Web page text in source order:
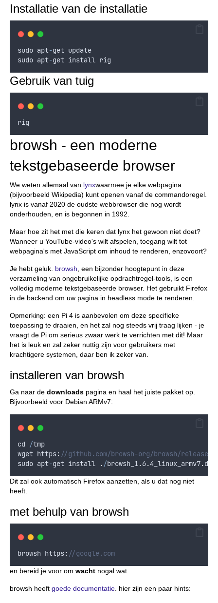
Installatie van de installatie
sudo apt-get update
sudo apt-get install rig
Gebruik van tuig
rig
browsh - een moderne
tekstgebaseerde browser
We weten allemaal van lynxwaarmee je elke webpagina
(bijvoorbeeld Wikipedia) kunt openen vanaf de commandoregel.
lynx is vanaf 2020 de oudste webbrowser die nog wordt
onderhouden, en is begonnen in 1992.
Maar hoe zit het met die keren dat lynx het gewoon niet doet?
Wanneer u YouTube-video's wilt afspelen, toegang wilt tot
webpagina's met JavaScript om inhoud te renderen, enzovoort?
Je hebt geluk. browsh, een bijzonder hoogtepunt in deze
verzameling van ongebruikelijke opdrachtregel-tools, is een
volledig moderne tekstgebaseerde browser. Het gebruikt Firefox
in de backend om uw pagina in headless mode te renderen.
Opmerking: een Pi 4 is aanbevolen om deze specifieke
toepassing te draaien, en het zal nog steeds vrij traag lijken - je
vraagt de Pi om serieus zwaar werk te verrichten met dit! Maar
het is leuk en zal zeker nuttig zijn voor gebruikers met
krachtigere systemen, daar ben ik zeker van.
installeren van browsh
Ga naar de downloads pagina en haal het juiste pakket op.
Bijvoorbeeld voor Debian ARMv7:
cd /tmp
wget https: //github.com/browsh-org/browsh/releases/
sudo apt-get install . /browsh_1.6.4 _linux_armv7.deb
Dit zal ook automatisch Firefox aanzetten, als u dat nog niet
heeft.
met behulp van browsh
browsh https: //google.com
en bereid je voor om wacht nogal wat.
browsh heeft goede documentatie. hier zijn een paar hints: